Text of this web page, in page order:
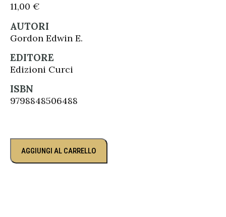
11,00 €
AUTORI
Gordon Edwin E.
EDITORE
Edizioni Curci
ISBN
9798848506488
AGGIUNGI AL CARRELLO